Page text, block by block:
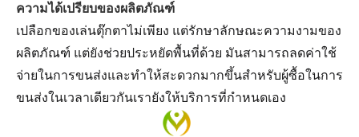
ความได้เปรียบของผลิตภัณฑ์
เปลือกของเล่นตุ๊กตาไม่เพียง แต่รักษาลักษณะความงามของ
ผลิตภัณฑ์ แต่ยังช่วยประหยัดพื้นที่ด้วย มันสามารถลดค่าใช้
จ่ายในการขนส่งและทำให้สะดวกมากขึ้นสำหรับผู้ซื้อในการ
ขนส่งในเวลาเดียวกันเรายังให้บริการที่กำหนดเอง